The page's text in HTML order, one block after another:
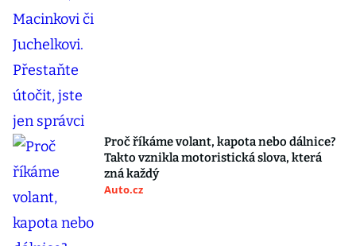
Proč říkáme volant, kapota nebo dálnice?
Takto vznikla motoristická slova, která
zná každý
Auto.cz